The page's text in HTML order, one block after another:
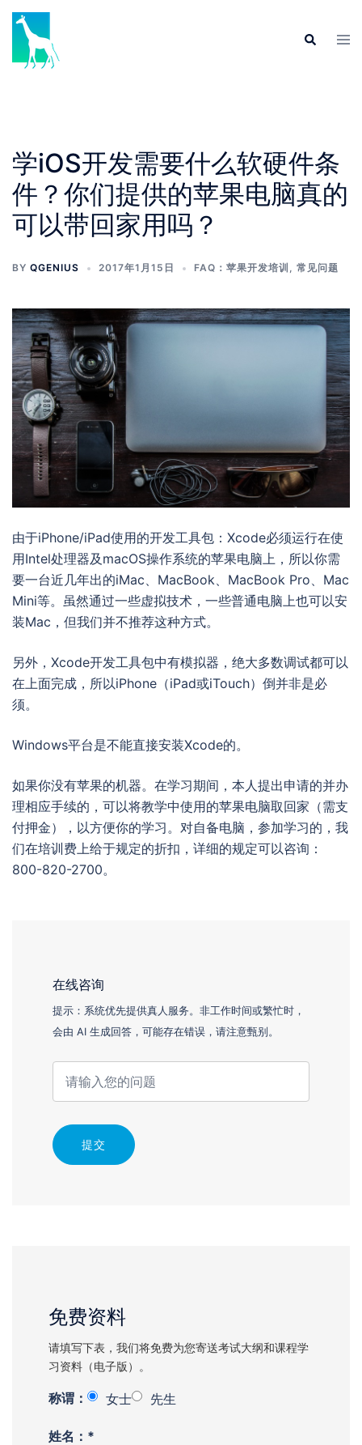
Skip
content
Search
学iOS开发需要什么软硬件条
件？你们提供的苹果电脑真的
可以带回家用吗？
BY QGENIUS 2017年1月15日 FAQ：苹果开发培训 , 常见问题
由于iPhone/iPad使用的开发工具包：Xcode必须运行在使
用Intel处理器及macOS操作系统的苹果电脑上，所以你需
要一台近几年出的iMac、MacBook、MacBook Pro、Mac
Mini等。虽然通过一些虚拟技术，一些普通电脑上也可以安
装Mac，但我们并不推荐这种方式。
另外，Xcode开发工具包中有模拟器，绝大多数调试都可以
在上面完成，所以iPhone（iPad或iTouch）倒并非是必
须。
Windows平台是不能直接安装Xcode的。
如果你没有苹果的机器。在学习期间，本人提出申请的并办
理相应手续的，可以将教学中使用的苹果电脑取回家（需支
付押金），以方便你的学习。对自备电脑，参加学习的，我
们在培训费上给于规定的折扣，详细的规定可以咨询：
800-820-2700。
在线咨询
提示：系统优先提供真人服务。非工作时间或繁忙时，
会由 AI 生成回答，可能存在错误，请注意甄别。
提交
免费资料
请填写下表，我们将免费为您寄送考试大纲和课程学
习资料（电子版）。
称谓： 女士 先生
姓名：*